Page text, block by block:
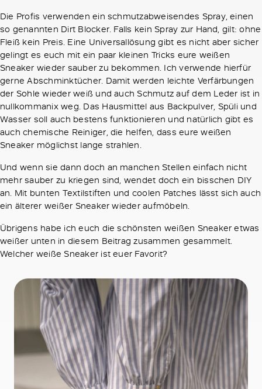
Die Profis verwenden ein schmutzabweisendes Spray, einen
so genannten Dirt Blocker. Falls kein Spray zur Hand, gilt: ohne
Fleiß kein Preis. Eine Universallösung gibt es nicht aber sicher
gelingt es euch mit ein paar kleinen Tricks eure weißen
Sneaker wieder sauber zu bekommen. Ich verwende hierfür
gerne Abschminktücher. Damit werden leichte Verfärbungen
der Sohle wieder weiß und auch Schmutz auf dem Leder ist in
nullkommanix weg. Das Hausmittel aus Backpulver, Spüli und
Wasser soll auch bestens funktionieren und natürlich gibt es
auch chemische Reiniger, die helfen, dass eure weißen
Sneaker möglichst lange strahlen.
Und wenn sie dann doch an manchen Stellen einfach nicht
mehr sauber zu kriegen sind, wendet doch ein bisschen DIY
an. Mit bunten Textilstiften und coolen Patches lässt sich auch
ein älterer weißer Sneaker wieder aufmöbeln.
Übrigens habe ich euch die schönsten weißen Sneaker etwas
weißer unten in diesem Beitrag zusammen gesammelt.
Welcher weiße Sneaker ist euer Favorit?